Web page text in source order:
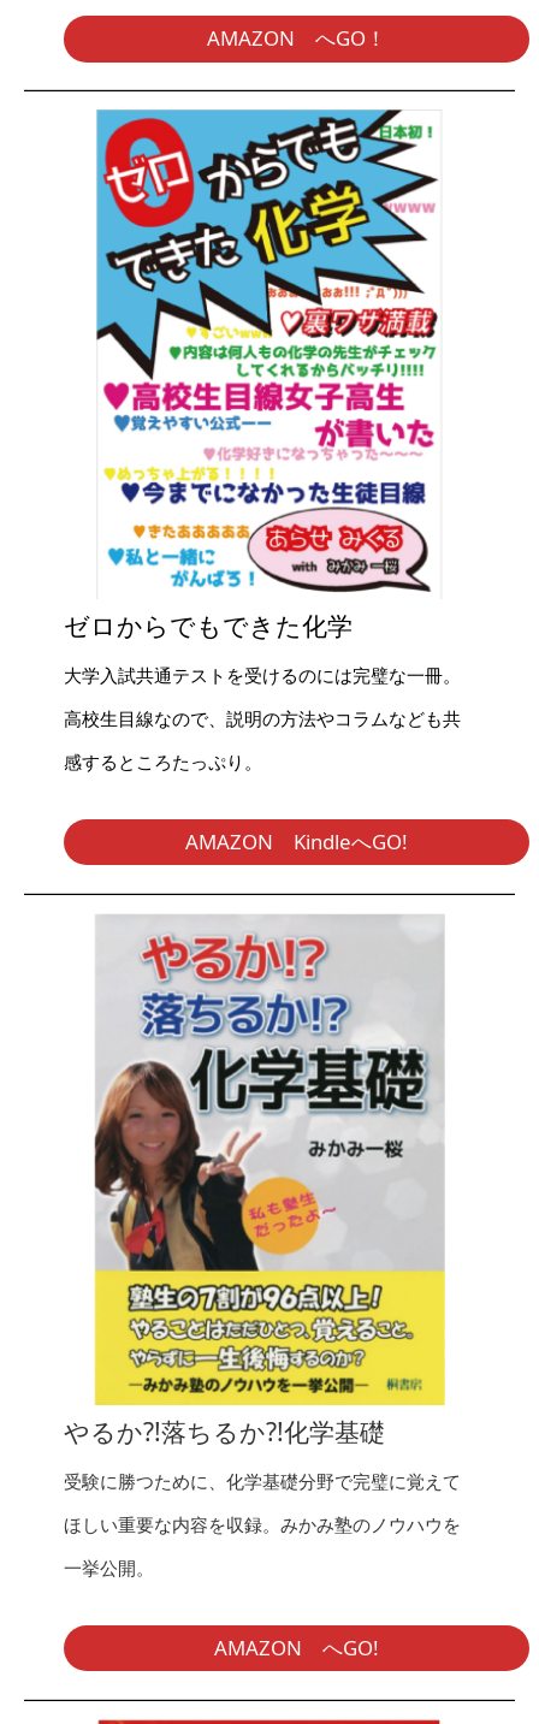
AMAZON へGO！
ゼロからでもできた化学
大学入試共通テストを受けるのには完璧な一冊。
高校生目線なので、説明の方法やコラムなども共
感するところたっぷり。
AMAZON KindleへGO!
やるか?!落ちるか?!化学基礎
受験に勝つために、化学基礎分野で完璧に覚えて
ほしい重要な内容を収録。みかみ塾のノウハウを
一挙公開。
AMAZON へGO!